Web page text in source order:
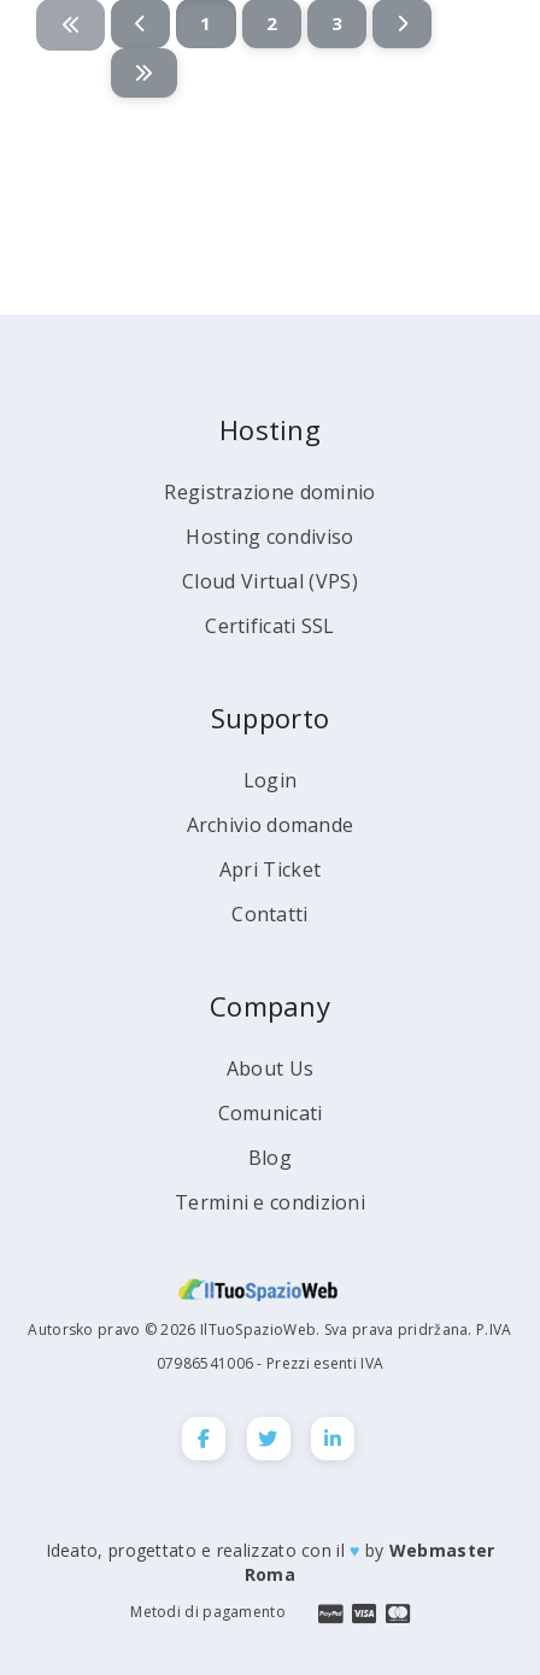
1 2 3
Hosting
Registrazione dominio
Hosting condiviso
Cloud Virtual (VPS)
Certificati SSL
Supporto
Login
Archivio domande
Apri Ticket
Contatti
Company
About Us
Comunicati
Blog
Termini e condizioni
Autorsko pravo © 2026 IlTuoSpazioWeb. Sva prava pridržana. P.IVA
07986541006 - Prezzi esenti IVA
Ideato, progettato e realizzato con il♥ by Webmaster
Roma
Metodi di pagamento